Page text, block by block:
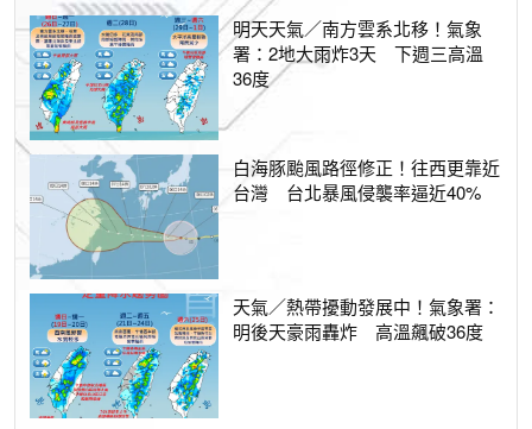
明天天氣／南方雲系北移！氣象
署：2地大雨炸3天 下週三高溫
36度
白海豚颱風路徑修正！往西更靠近
台灣 台北暴風侵襲率逼近40%
天氣／熱帶擾動發展中！氣象署：
明後天豪雨轟炸 高溫飆破36度